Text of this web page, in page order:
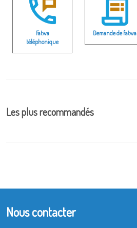
Fatwa
téléphonique
Demande de fatwa
Les plus recommandés
Nous contacter